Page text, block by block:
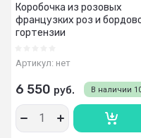
Коробочка из розовых
французких роз и
гортензии
Артикул: нет
В наличии
6 550 руб.